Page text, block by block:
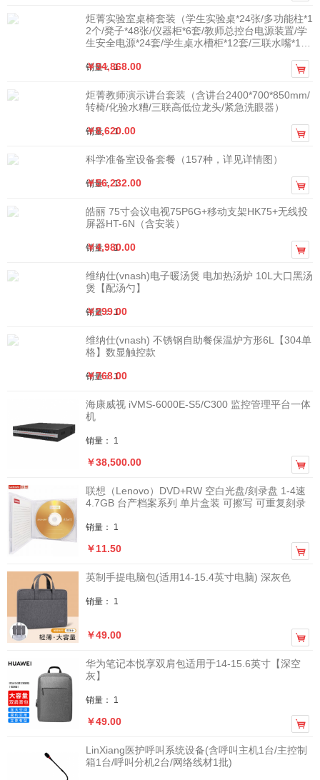
炬菁实验室桌椅套装（学生实验桌*24张/多功能柱*1
2个/凳子*48张/仪器柜*6套/教师总控台电源装置/学
生安全电源*24套/学生桌水槽柜*12套/三联水嘴*12
销量： 1
￥94,868.00 
炬菁教师演示讲台套装（含讲台2400*700*850mm/
转椅/化验水糟/三联高低位龙头/紧急洗眼器）
销量： 1
￥8,620.00 
科学准备室设备套餐（157种，详见详情图）
销量： 1
￥56,232.00 
皓丽 75寸会议电视75P6G+移动支架HK75+无线投
屏器HT-6N（含安装）
销量： 1
￥4,980.00 
维纳仕(vnash)电子暖汤煲 电加热汤炉 10L大口黑汤
煲【配汤勺】
销量： 1
￥299.00
维纳仕(vnash) 不锈钢自助餐保温炉方形6L【304单
格】数显触控款
销量： 1
￥768.00
海康威视 iVMS-6000E-S5/C300 监控管理平台一体
机
销量： 1
￥38,500.00 
联想（Lenovo）DVD+RW 空白光盘/刻录盘 1-4速
4.7GB 台产档案系列 单片盒装 可擦写 可重复刻录
销量： 1
￥11.50 
英制手提电脑包(适用14-15.4英寸电脑) 深灰色
销量： 1
￥49.00 
华为笔记本悦享双肩包适用于14-15.6英寸【深空
灰】
销量： 1
￥49.00 
LinXiang医护呼叫系统设备(含呼叫主机1台/主控制
箱1台/呼叫分机2台/网络线材1批)